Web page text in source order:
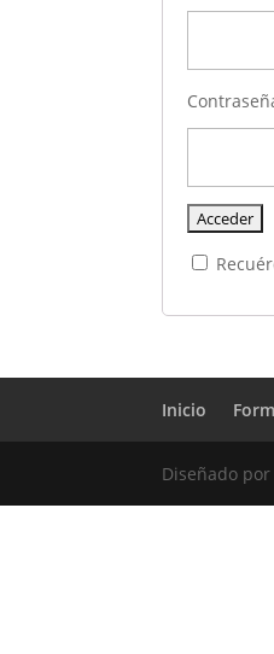
Inicio
Diseñado por